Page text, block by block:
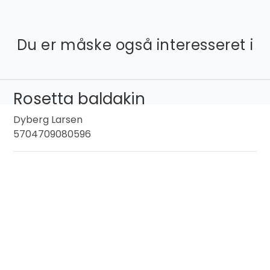
Du er måske også interesseret i
Rosetta baldakin
Dyberg Larsen
5704709080596